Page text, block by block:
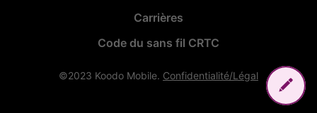
Carrières
Code du sans fil CRTC
©2023 Koodo Mobile. Confidentialité/Légal